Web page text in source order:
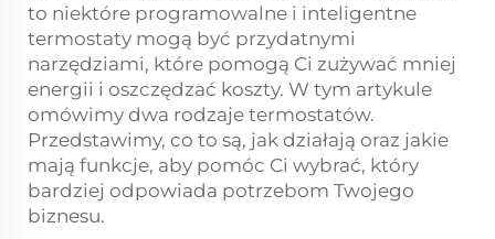
to niektóre programowalne i inteligentne
termostaty mogą być przydatnymi
narzędziami, które pomogą Ci zużywać mniej
energii i oszczędzać koszty. W tym artykule
omówimy dwa rodzaje termostatów.
Przedstawimy, co to są, jak działają oraz jakie
mają funkcje, aby pomóc Ci wybrać, który
bardziej odpowiada potrzebom Twojego
biznesu.